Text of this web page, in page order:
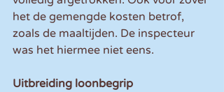
het de gemengde kosten betrof,
zoals de maaltijden. De inspecteur
was het hiermee niet eens.
Uitbreiding loonbegrip